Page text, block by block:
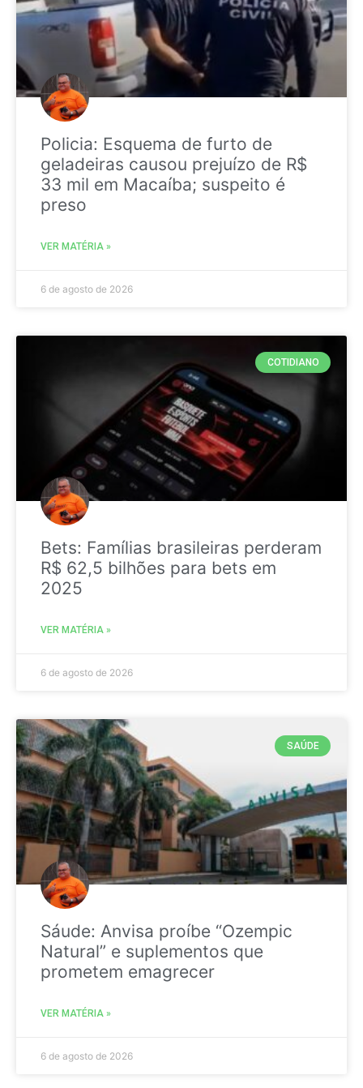
Policia: Esquema de furto de
geladeiras causou prejuízo de R$
33 mil em Macaíba; suspeito é
preso
VER MATÉRIA »
6 de agosto de 2026
COTIDIANO
Bets: Famílias brasileiras perderam
R$ 62,5 bilhões para bets em
2025
VER MATÉRIA »
6 de agosto de 2026
SAÚDE
Sáude: Anvisa proíbe “Ozempic
Natural” e suplementos que
prometem emagrecer
VER MATÉRIA »
6 de agosto de 2026